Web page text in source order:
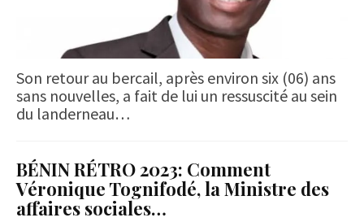
Son retour au bercail, après environ six (06) ans
sans nouvelles, a fait de lui un ressuscité au sein
du landerneau…
BÉNIN RÉTRO 2023: Comment
Véronique Tognifodé, la Ministre des
affaires sociales…